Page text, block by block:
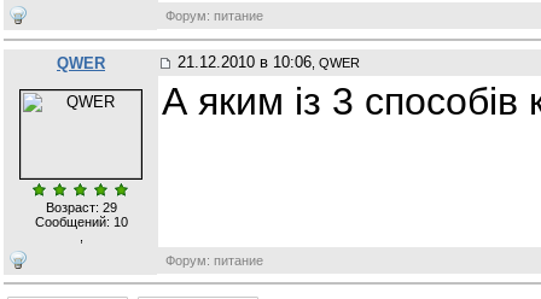
Форум: питание
QWER 21.12.2010 в 10:06 , QWER
Возраст: 29
Сообщений: 10
А яким із 3
Форум: питание